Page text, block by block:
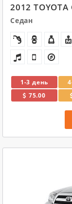
2012 TOYOTA
Седан
1-3 день
75.00